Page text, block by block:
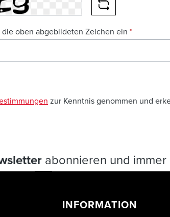
NEUES
oben abgebildeten Zeichen ein *
zur Kenntnis genommen und
abonnieren und
INFORMATION